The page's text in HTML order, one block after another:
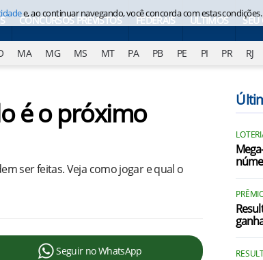
CONCURSOS PREVISTOS FEDERAIS ÚLTIMOS SEU
MA MG MS MT PA PB PE PI PR RJ
é o próximo
ser feitas. Veja como jogar e qual o
Seguir no WhatsApp
e, ao continuar navegando, você concorda com estas condições.